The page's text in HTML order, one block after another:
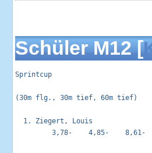
Schüler M12 [
Sprintcup
(30m flg., 30m tief, 60m tief)
1. Ziegert, Louis
         3,78-    4,85-    8,61-